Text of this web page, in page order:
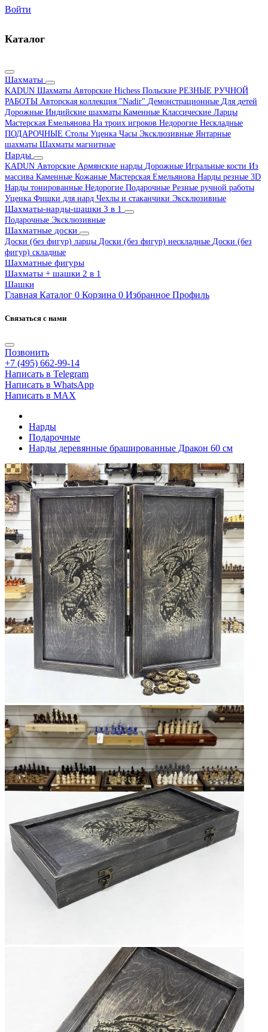
Войти
Каталог
Шахматы
KADUN Шахматы Авторские Hichess Польские РЕЗНЫЕ РУЧНОЙ
РАБОТЫ Авторская коллекция "Nadir" Демонстрационные Для детей
Дорожные Индийские шахматы Каменные Классические Ларцы
Мастерская Емельянова На троих игроков Недорогие Нескладные
ПОДАРОЧНЫЕ Столы Уценка Часы Эксклюзивные Янтарные
шахматы Шахматы магнитные
Нарды
KADUN Авторские Армянские нарды Дорожные Игральные кости Из
массива Каменные Кожаные Мастерская Емельянова Нарды резные 3D
Нарды тонированные Недорогие Подарочные Резные ручной работы
Уценка Фишки для нард Чехлы и стаканчики Эксклюзивные
Шахматы-нарды-шашки 3 в 1
Подарочные Эксклюзивные
Шахматные доски
Доски (без фигур) ларцы Доски (без фигур) нескладные Доски (без
фигур) складные
Шахматные фигуры
Шахматы + шашки 2 в 1
Шашки
Главная Каталог 0 Корзина 0 Избранное Профиль
Связаться с нами
Позвонить
+7 (495) 662-99-14
Написать в Telegram
Написать в WhatsApp
Написать в MAX
Нарды
Подарочные
Нарды деревянные брашированные Дракон 60 см